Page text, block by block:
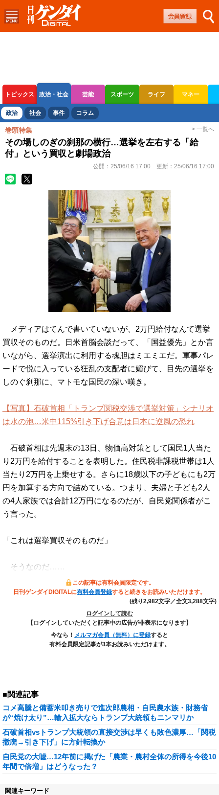
トピックス 政治・社会 芸能 スポーツ ライフ マネー
ボートレース 競輪 オートレース
政治 社会 事件 コラム
巻頭特集 > 一覧へ
その場しのぎの刹那の横行…選挙を左右する「給
付」という買収と劇場政治
公開： 25/06/16 17:00 更新： 25/06/16 17:00
メディアはてんで書いていないが、2万円給付なんて選挙
買収そのものだ。日米首脳会談だって、「国益優先」とか言
いながら、選挙演出に利用する魂胆はミエミエだ。軍事パレ
ードで悦に入っている狂乱の支配者に媚びて、目先の選挙を
しのぐ刹那に、マトモな国民の深い嘆き。
【写真】石破首相「トランプ関税交渉で選挙対策」シナリオ
は水の泡…米中115%引き下げ合意は日本に逆風の恐れ
石破首相は先週末の13日、物価高対策として国民1人当た
り2万円を給付することを表明した。住民税非課税世帯は1人
当たり2万円を上乗せする。さらに18歳以下の子どもにも2万
円を加算する方向で詰めている。つまり、夫婦と子ども2人
の4人家族では合計12万円になるのだが、自民党関係者がこ
う言った。
「これは選挙買収そのものだ」
そうなのだ……
この記事は有料会員限定です。
日刊ゲンダイDIGITALに有料会員登録すると続きをお読みいただけます。
(残り2,982文字／全文3,288文字)
ログインして読む
【ログインしていただくと記事中の広告が非表示になります】
今なら！ メルマガ会員（無料）に登録すると
有料会員限定記事が3本お読みいただけます。
■関連記事
コメ高騰と備蓄米叩き売りで進次郎農相・自民農水族・財務省
が“焼け太り”…輸入拡大ならトランプ大統領もニンマリか
石破首相vsトランプ大統領の直接交渉は早くも敗色濃厚…「関税
撤廃→引き下げ」に方針転換か
自民党の大嘘…12年前に掲げた「農業・農村全体の所得を今後10
年間で倍増」はどうなった？
関連キーワード